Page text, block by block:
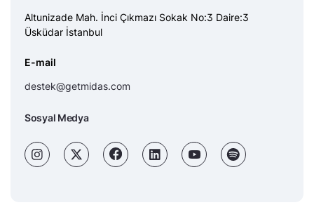
Altunizade Mah. İnci Çıkmazı Sokak No:3 Daire:3
Üsküdar İstanbul
E-mail
destek@getmidas.com
Sosyal Medya